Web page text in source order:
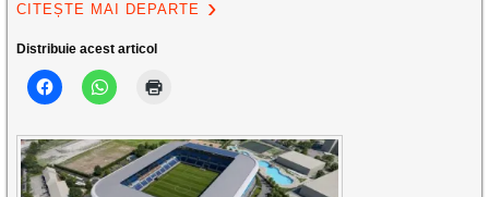
CITEȘTE MAI DEPARTE
Distribuie acest articol